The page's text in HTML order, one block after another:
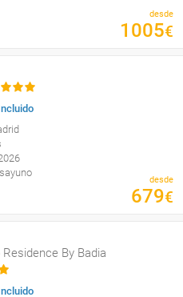
desde
1005€
desde
679€
By Badia